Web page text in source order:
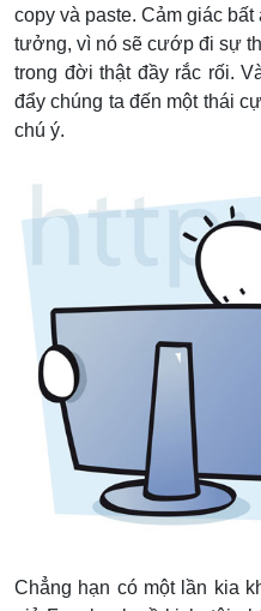
copy và paste. Cảm giác
tưởng, vì nó sẽ cướp đi sự
trong đời thật đầy rắc rối.
đẩy chúng ta đến một thái
chú ý.
Chẳng hạn có một lần kia